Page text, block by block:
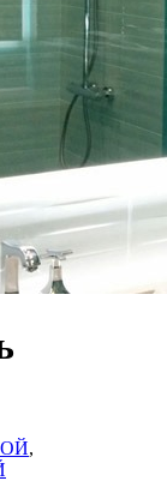
,